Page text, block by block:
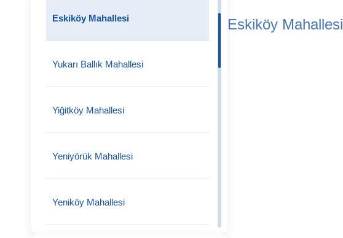
Eskiköy Mahallesi
Yukarı Ballık Mahallesi
Yiğitköy Mahallesi
Yeniyörük Mahallesi
Yeniköy Mahallesi
Eskiköy Mahallesi